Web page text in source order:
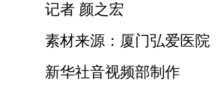
记者 颜之宏
素材来源：厦门弘爱医院
新华社音视频部制作